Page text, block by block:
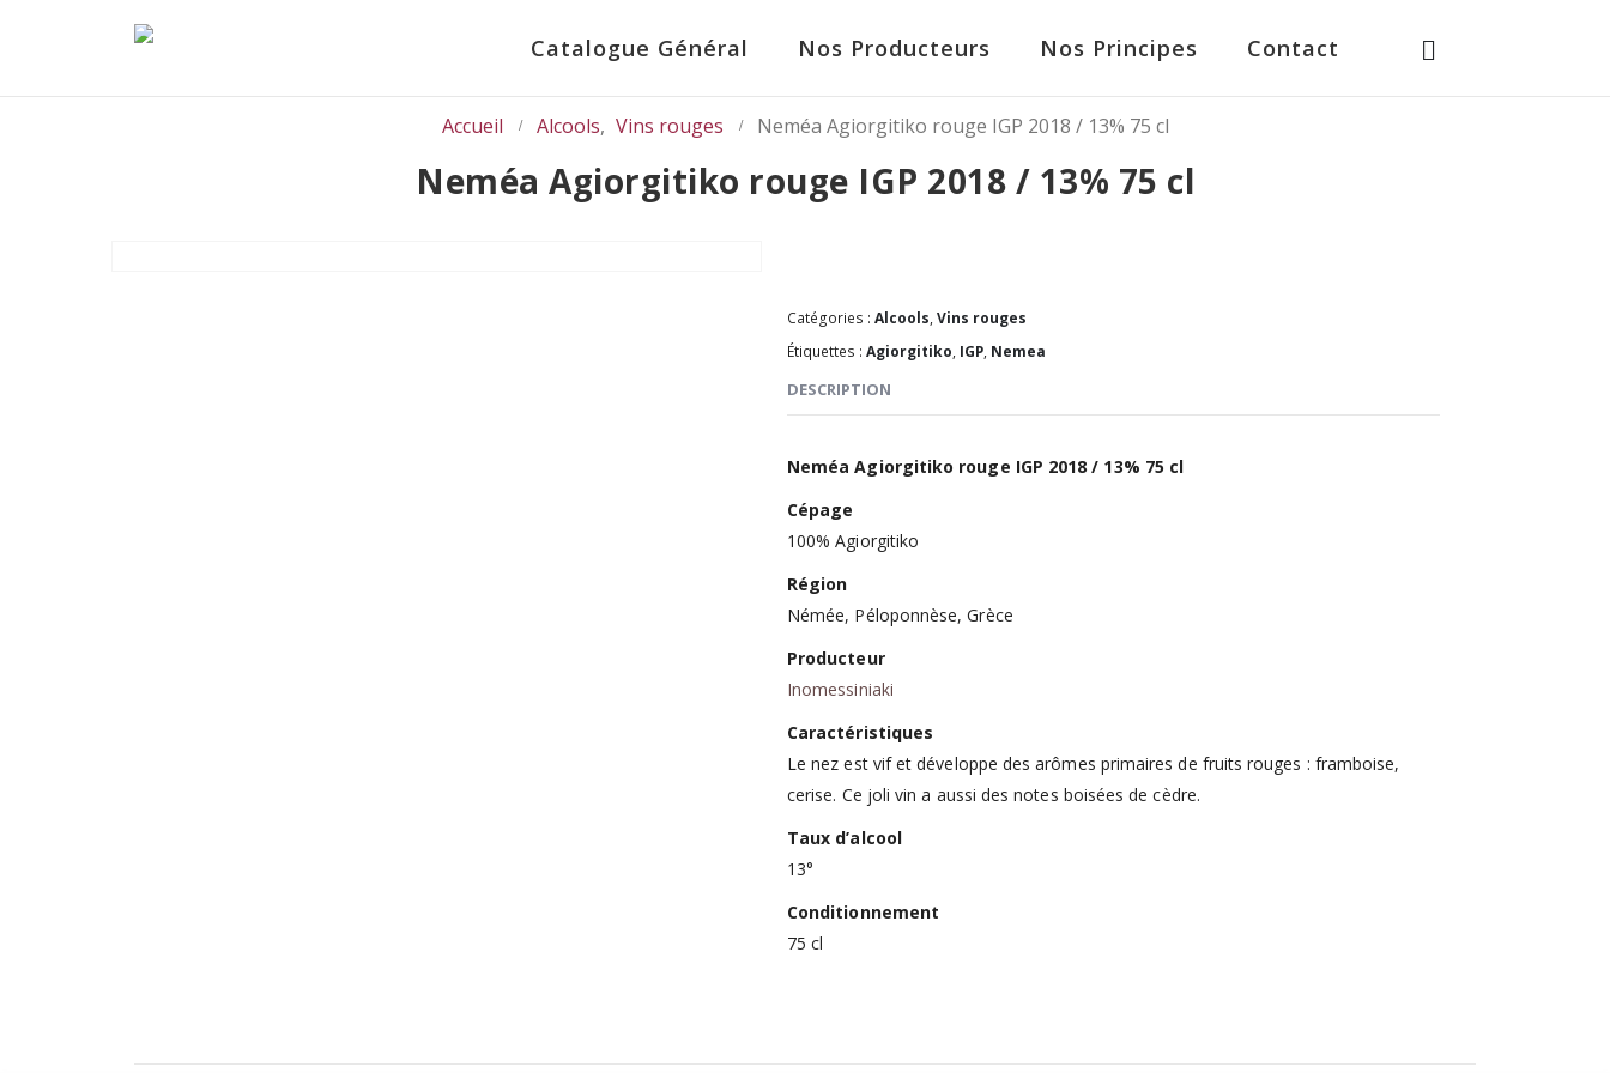
Catalogue Général Nos Producteurs Nos Principes Contact
Accueil Alcools, Vins rouges Neméa Agiorgitiko rouge IGP 2018 / 13% 75 cl
Neméa Agiorgitiko rouge IGP 2018 / 13% 75 cl
Catégories : Alcools,Vins rouges
Étiquettes : Agiorgitiko, IGP, Nemea
DESCRIPTION
Neméa Agiorgitiko rouge IGP 2018 / 13% 75 cl
Cépage
100% Agiorgitiko
Région
Némée, Péloponnèse, Grèce
Producteur
Inomessiniaki
Caractéristiques
Le nez est vif et développe des arômes primaires de fruits rouges : framboise,
cerise. Ce joli vin a aussi des notes boisées de cèdre.
Taux d’alcool
13°
Conditionnement
75 cl